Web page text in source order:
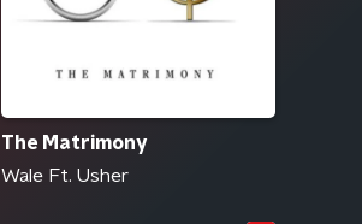
The Matrimony
Wale Ft. Usher